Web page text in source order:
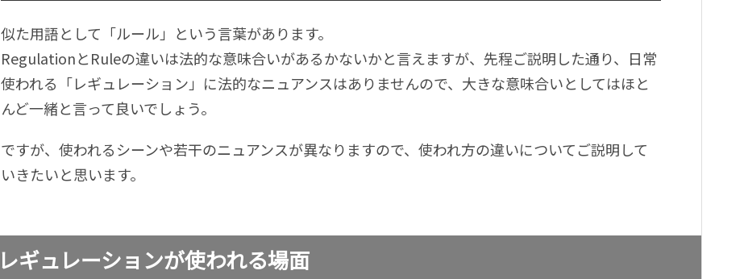
似た用語として「ルール」という言葉があります。
RegulationとRuleの違いは法的な意味合いがあるかないかと言えますが、先程ご説明した通り、日常
使われる「レギュレーション」に法的なニュアンスはありませんので、大きな意味合いとしてはほと
んど一緒と言って良いでしょう。
ですが、使われるシーンや若干のニュアンスが異なりますので、使われ方の違いについてご説明して
いきたいと思います。
レギュレーションが使われる場面